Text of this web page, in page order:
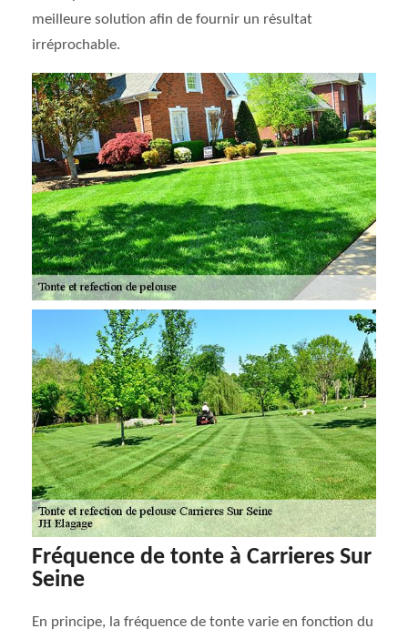
meilleure solution afin de fournir un résultat
irréprochable.
Fréquence de tonte à Carrieres Sur
Seine
En principe, la fréquence de tonte varie en fonction du